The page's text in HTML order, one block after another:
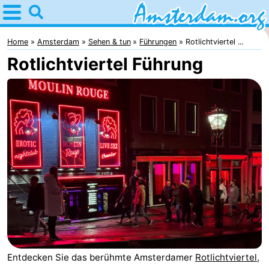
Home
Amsterdam
Interessante
Ausflüge
Kindern
Für
Junge
Erwachsene
Kostenlos
Übernachten
Appartements
Campingplätze
Ferienhäuser
Home Amsterdam Sehen & tun Führungen Rotlichtviertel ...
Rotlichtviertel Führung
Entdecken Sie das berühmte Amsterdamer Rotlichtviertel,